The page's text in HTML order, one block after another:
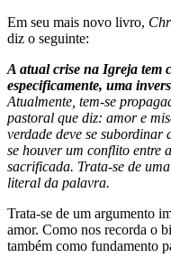
Em seu mais novo livro,
diz o seguinte:
A atual crise na Igreja tem
especificamente, uma
Atualmente, tem-se
pastoral que diz: amor e
verdade deve se subordinar
se houver um conflito entre
sacrificada. Trata-se de
literal da palavra.
Trata-se de um argumento
amor. Como nos recorda o
também como fundamento